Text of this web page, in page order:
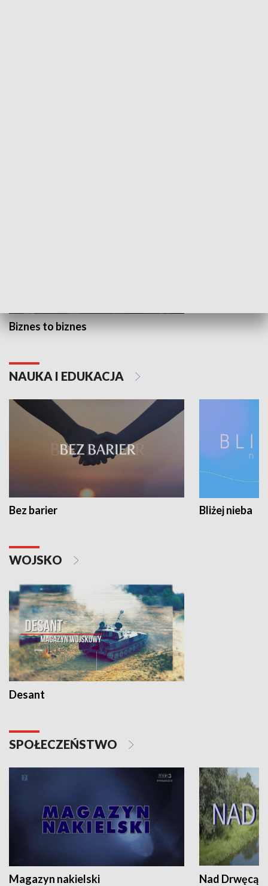
Biznes to biznes
NAUKA I EDUKACJA
Bez barier Bliżej nieba
WOJSKO
Desant
SPOŁECZEŃSTWO
Magazyn nakielski Nad Drwęcą